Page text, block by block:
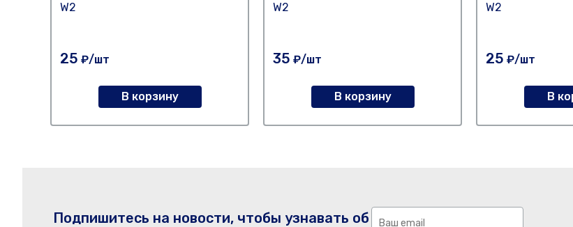
W2
25 ₽/шт
В корзину
W2
35 ₽/шт
В корзину
W2
25 ₽/шт
В
Подпишитесь на новости, чтобы узнавать об